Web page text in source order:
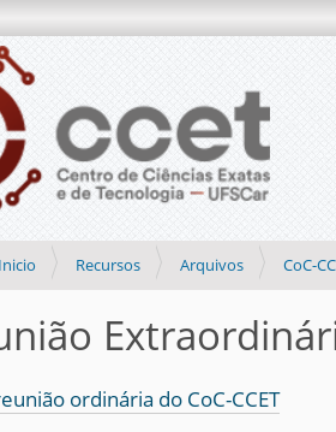
Inicio Recursos Arquivos CoC-
ordinária do CoC-CCET